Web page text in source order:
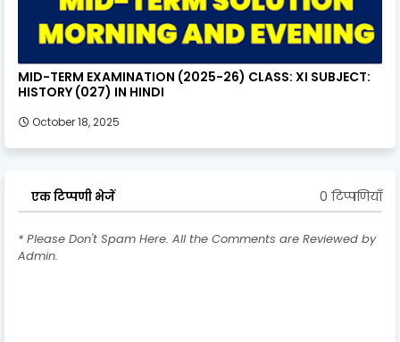
MID-TERM EXAMINATION (2025-26) CLASS: XI SUBJECT:
HISTORY (027) IN HINDI
October 18, 2025
एक टिप्पणी भेजें 0 टिप्पणियाँ
* Please Don't Spam Here. All the Comments are Reviewed by
Admin.